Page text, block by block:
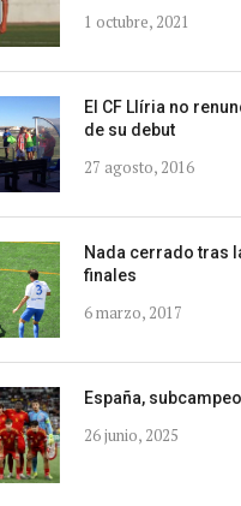
1 octubre, 2021
El CF Llíria no
de su debut
27 agosto, 2016
Nada cerrado tras
finales
6 marzo, 2017
España,
26 junio, 2025